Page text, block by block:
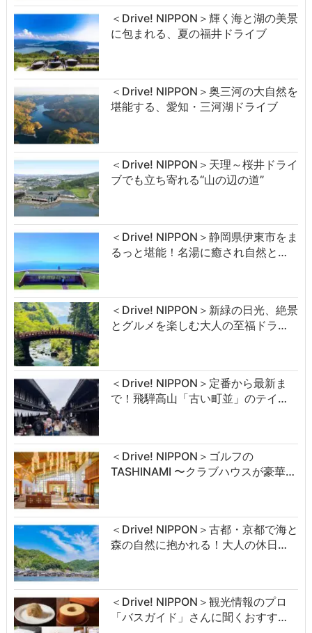
＜Drive! NIPPON＞輝く海と湖の美景
に包まれる、夏の福井ドライブ
＜Drive! NIPPON＞奥三河の大自然を
堪能する、愛知・三河湖ドライブ
＜Drive! NIPPON＞天理～桜井ドライ
ブでも立ち寄れる“山の辺の道”
＜Drive! NIPPON＞静岡県伊東市をま
るっと堪能！名湯に癒され自然と…
＜Drive! NIPPON＞新緑の日光、絶景
とグルメを楽しむ大人の至福ドラ…
＜Drive! NIPPON＞定番から最新ま
で！飛騨高山「古い町並」のテイ…
＜Drive! NIPPON＞ゴルフの
TASHINAMI 〜クラブハウスが豪華…
＜Drive! NIPPON＞古都・京都で海と
森の自然に抱かれる！大人の休日…
＜Drive! NIPPON＞観光情報のプロ
「バスガイド」さんに聞くおすす…